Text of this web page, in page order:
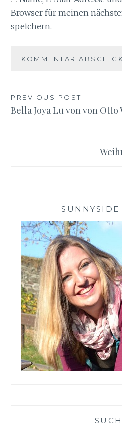
Browser für meinen
speichern.
Beitragsnavigation
PREVIOUS POST
Bella Joya Lu von von Otto